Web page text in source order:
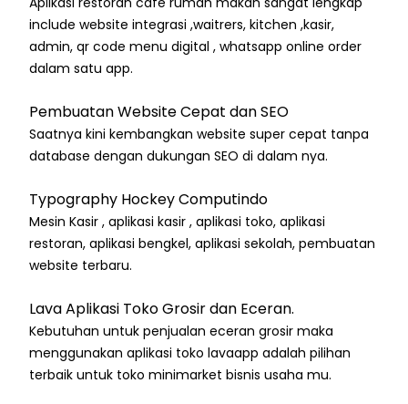
include website integrasi ,waitrers, kitchen ,kasir,
admin, qr code menu digital , whatsapp online order
dalam satu app.
Pembuatan Website Cepat dan SEO
Saatnya kini kembangkan website super cepat tanpa
database dengan dukungan SEO di dalam nya.
Typography Hockey Computindo
Mesin Kasir , aplikasi kasir , aplikasi toko, aplikasi
restoran, aplikasi bengkel, aplikasi sekolah, pembuatan
website terbaru.
Lava Aplikasi Toko Grosir dan Eceran.
Kebutuhan untuk penjualan eceran grosir maka
menggunakan aplikasi toko lavaapp adalah pilihan
terbaik untuk toko minimarket bisnis usaha mu.